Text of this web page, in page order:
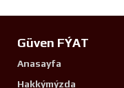
Güven FÝAT
Anasayfa
Hakkýmýzda